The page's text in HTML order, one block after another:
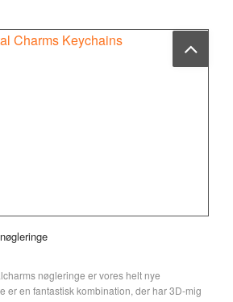
nøgleringe er vores helt nye
er en fantastisk kombination, der har 3D-mig